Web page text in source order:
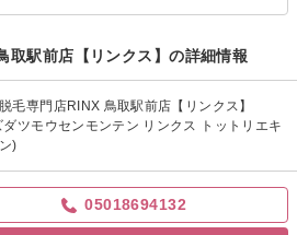
取駅前店【リンクス】の詳細情報
毛専門店RINX 鳥取駅前店【リンクス】
ダツモウセンモンテン リンクス トットリエキ
)
05018694132